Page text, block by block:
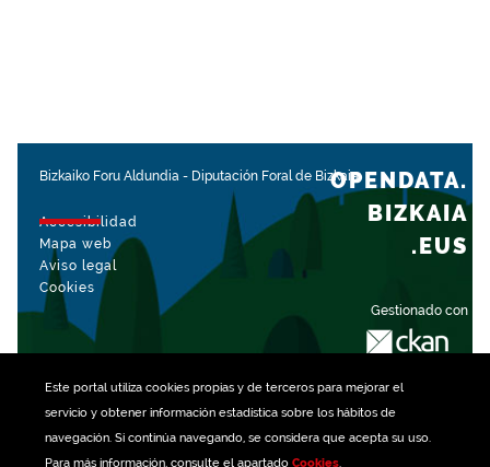
Este portal utiliza cookiespropias y de terceros para mejorar el
servicio y obtener información estadística sobre los hábitos de
navegación. Si continúa navegando, se considera que acepta su uso.
Para más información, consulte el apartado Cookies.
Bizkaiko Foru Aldundia - Diputación Foral de Bizkaia
Accesibilidad
Mapa web
Aviso legal
Cookies
Gestionado con
OPENDATA.
BIZKAIA
.EUS